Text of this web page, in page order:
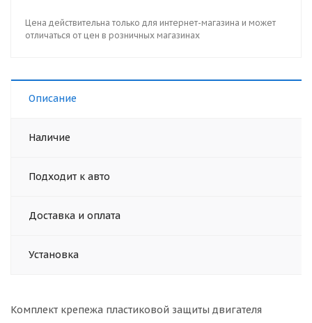
Цена действительна только для интернет-магазина и может
отличаться от цен в розничных магазинах
Описание
Наличие
Подходит к авто
Доставка и оплата
Установка
Комплект крепежа пластиковой защиты двигателя